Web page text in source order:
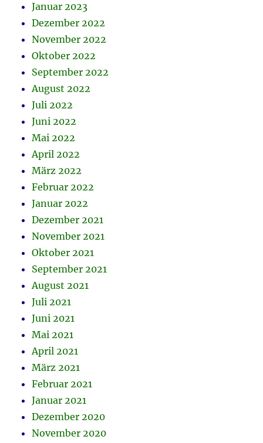
Januar 2023
Dezember 2022
November 2022
Oktober 2022
September 2022
August 2022
Juli 2022
Juni 2022
Mai 2022
April 2022
März 2022
Februar 2022
Januar 2022
Dezember 2021
November 2021
Oktober 2021
September 2021
August 2021
Juli 2021
Juni 2021
Mai 2021
April 2021
März 2021
Februar 2021
Januar 2021
Dezember 2020
November 2020